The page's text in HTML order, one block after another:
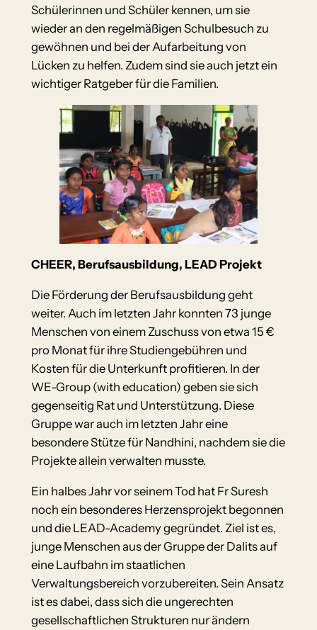
Schülerinnen und Schüler kennen, um sie
wieder an den regelmäßigen Schulbesuch zu
gewöhnen und bei der Aufarbeitung von
Lücken zu helfen. Zudem sind sie auch jetzt ein
wichtiger Ratgeber für die Familien.
CHEER, Berufsausbildung, LEAD Projekt
Die Förderung der Berufsausbildung geht
weiter. Auch im letzten Jahr konnten 73 junge
Menschen von einem Zuschuss von etwa 15 €
pro Monat für ihre Studiengebühren und
Kosten für die Unterkunft profitieren. In der
WE-Group (with education) geben sie sich
gegenseitig Rat und Unterstützung. Diese
Gruppe war auch im letzten Jahr eine
besondere Stütze für Nandhini, nachdem sie die
Projekte allein verwalten musste.
Ein halbes Jahr vor seinem Tod hat Fr Suresh
noch ein besonderes Herzensprojekt begonnen
und die LEAD-Academy gegründet. Ziel ist es,
junge Menschen aus der Gruppe der Dalits auf
eine Laufbahn im staatlichen
Verwaltungsbereich vorzubereiten. Sein Ansatz
ist es dabei, dass sich die ungerechten
gesellschaftlichen Strukturen nur ändern